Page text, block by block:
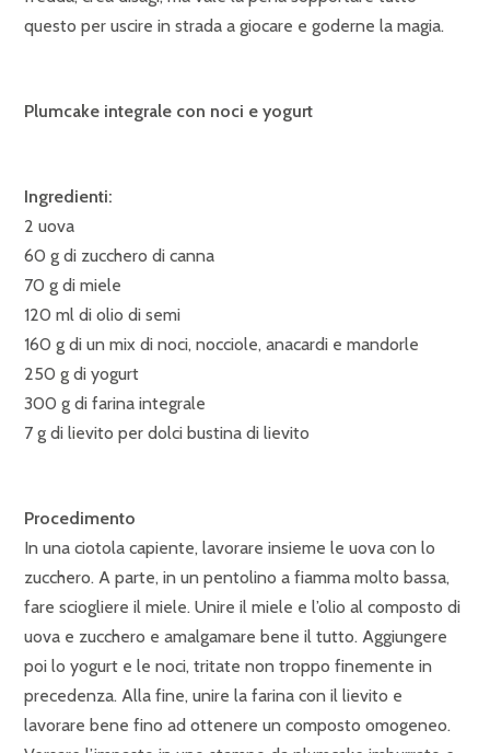
questo per uscire in strada a giocare e goderne la magia.
Plumcake integrale con noci e yogurt
Ingredienti:
2 uova
60 g di zucchero di canna
70 g di miele
120 ml di olio di semi
160 g di un mix di noci, nocciole, anacardi e mandorle
250 g di yogurt
300 g di farina integrale
7 g di lievito per dolci bustina di lievito
Procedimento
In una ciotola capiente, lavorare insieme le uova con lo
zucchero. A parte, in un pentolino a fiamma molto bassa,
fare sciogliere il miele. Unire il miele e l’olio al composto di
uova e zucchero e amalgamare bene il tutto. Aggiungere
poi lo yogurt e le noci, tritate non troppo finemente in
precedenza. Alla fine, unire la farina con il lievito e
lavorare bene fino ad ottenere un composto omogeneo.